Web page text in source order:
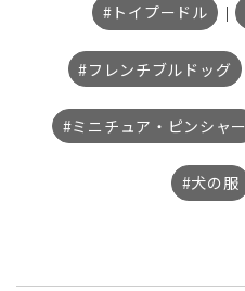
トイプードル ｜
フレンチブルドッグ
ミニチュア・ピンシャー
犬の服